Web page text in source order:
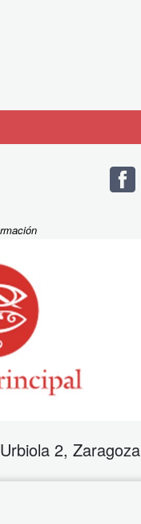
2, Zaragoza